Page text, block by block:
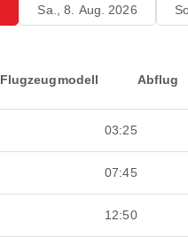
Sa., 8. Aug. 2026
Flugzeugmodell Abflug
03:25
07:45
12:50